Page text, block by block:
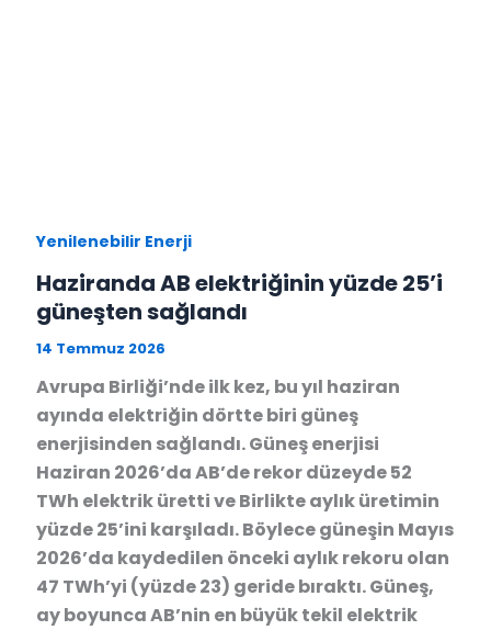
Yenilenebilir Enerji
Haziranda AB elektriğinin yüzde 25’i
güneşten sağlandı
14 Temmuz 2026
Avrupa Birliği’nde ilk kez, bu yıl haziran
ayında elektriğin dörtte biri güneş
enerjisinden sağlandı. Güneş enerjisi
Haziran 2026’da AB’de rekor düzeyde 52
TWh elektrik üretti ve Birlikte aylık üretimin
yüzde 25’ini karşıladı. Böylece güneşin Mayıs
2026’da kaydedilen önceki aylık rekoru olan
47 TWh’yi (yüzde 23) geride bıraktı. Güneş,
ay boyunca AB’nin en büyük tekil elektrik